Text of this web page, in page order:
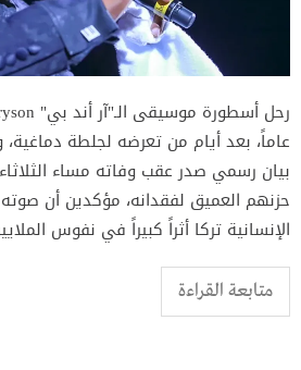
عاماً، بعد أيام من تعرضه لجلطة
بيان رسمي صدر عقب وفاته مساء
حزنهم العميق لفقدانه، مؤكدين أن
الإنسانية تركا أثراً كبيراً في نفوس
متابعة القراءة